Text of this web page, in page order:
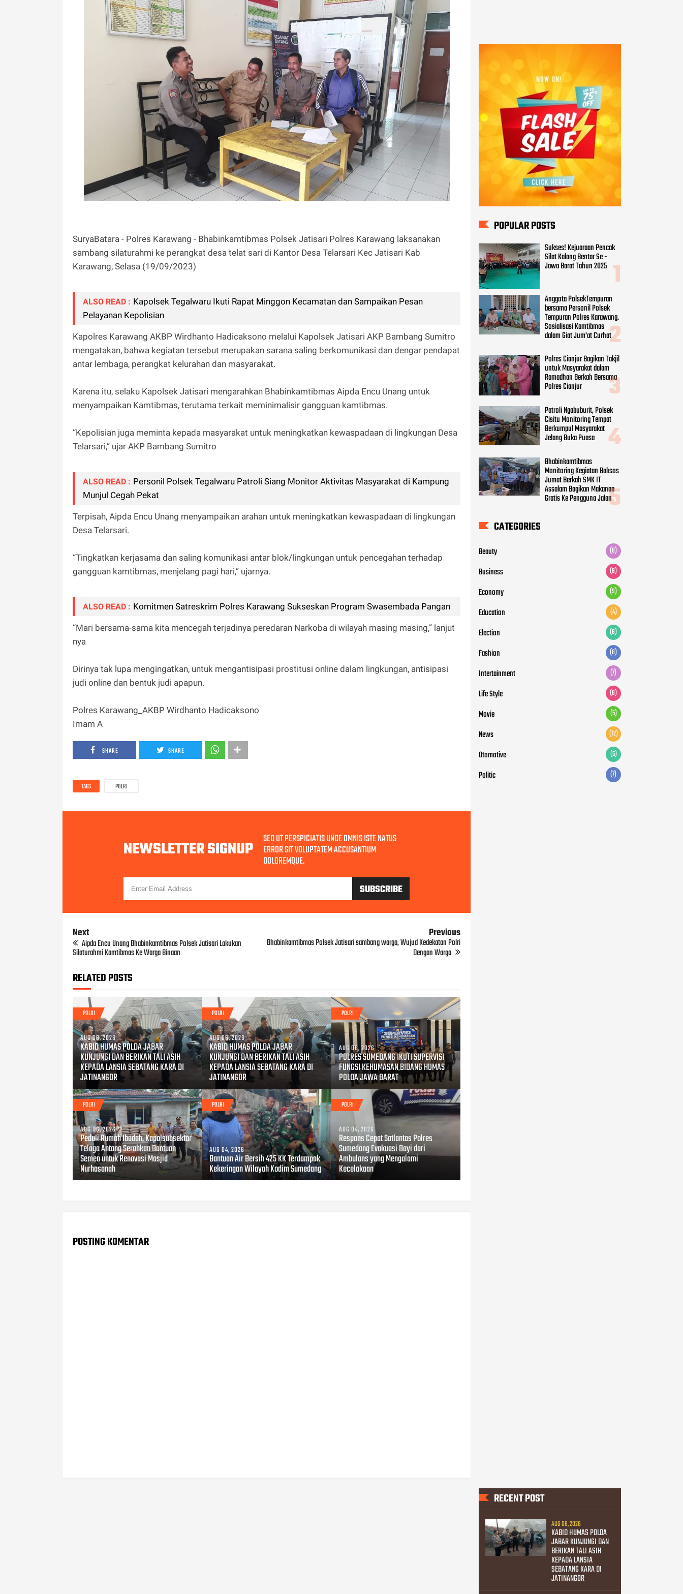
SuryaBatara - Polres Karawang - Bhabinkamtibmas Polsek Jatisari Polres Karawang laksanakan
sambang silaturahmi ke perangkat desa telat sari di Kantor Desa Telarsari Kec Jatisari Kab
Karawang, Selasa (19/09/2023)
ALSO READ : Kapolsek Tegalwaru Ikuti Rapat Minggon Kecamatan dan Sampaikan Pesan
Pelayanan Kepolisian
Kapolres Karawang AKBP Wirdhanto Hadicaksono melalui Kapolsek Jatisari AKP Bambang Sumitro
mengatakan, bahwa kegiatan tersebut merupakan sarana saling berkomunikasi dan dengar pendapat
antar lembaga, perangkat kelurahan dan masyarakat.
Karena itu, selaku Kapolsek Jatisari mengarahkan Bhabinkamtibmas Aipda Encu Unang untuk
menyampaikan Kamtibmas, terutama terkait meminimalisir gangguan kamtibmas.
“Kepolisian juga meminta kepada masyarakat untuk meningkatkan kewaspadaan di lingkungan Desa
Telarsari,” ujar AKP Bambang Sumitro
ALSO READ : Personil Polsek Tegalwaru Patroli Siang Monitor Aktivitas Masyarakat di Kampung
Munjul Cegah Pekat
Terpisah, Aipda Encu Unang menyampaikan arahan untuk meningkatkan kewaspadaan di lingkungan
Desa Telarsari.
“Tingkatkan kerjasama dan saling komunikasi antar blok/lingkungan untuk pencegahan terhadap
gangguan kamtibmas, menjelang pagi hari,” ujarnya.
ALSO READ : Komitmen Satreskrim Polres Karawang Sukseskan Program Swasembada Pangan
“Mari bersama-sama kita mencegah terjadinya peredaran Narkoba di wilayah masing masing,” lanjut
nya
Dirinya tak lupa mengingatkan, untuk mengantisipasi prostitusi online dalam lingkungan, antisipasi
judi online dan bentuk judi apapun.
Polres Karawang_AKBP Wirdhanto Hadicaksono
Imam A
SHARE SHARE
TAGS POLRI
NEWSLETTER SIGNUP SED UT PERSPICIATIS UNDE OMNIS ISTE NATUS
ERROR SIT VOLUPTATEM ACCUSANTIUM
DOLOREMQUE.
Next
Aipda Encu Unang Bhabinkamtibmas Polsek Jatisari Lakukan
Silaturahmi Kamtibmas Ke Warga Binaan
Previous
Bhabinkamtibmas Polsek Jatisari sambang warga, Wujud Kedekatan Polri
Dengan Warga
RELATED POSTS
POLRI
AUG 08, 2026
KABID HUMAS POLDA JABAR
KUNJUNGI DAN BERIKAN TALI ASIH
KEPADA LANSIA SEBATANG KARA DI
JATINANGOR
POLRI
AUG 06, 2026
KABID HUMAS POLDA JABAR
KUNJUNGI DAN BERIKAN TALI ASIH
KEPADA LANSIA SEBATANG KARA DI
JATINANGOR
POLRI
AUG 06, 2026
POLRES SUMEDANG IKUTI SUPERVISI
FUNGSI KEHUMASAN BIDANG HUMAS
POLDA JAWA BARAT
POLRI
AUG 06, 2026
Peduli Rumah Ibadah, Kapolsubsektor
Telaga Antang Serahkan Bantuan
Semen untuk Renovasi Masjid
Nurhasanah
POLRI
AUG 04, 2026
Bantuan Air Bersih 425 KK Terdampak
Kekeringan Wilayah Kodim Sumedang
POLRI
AUG 04, 2026
Respons Cepat Satlantas Polres
Sumedang Evakuasi Bayi dari
Ambulans yang Mengalami
Kecelakaan
POSTING KOMENTAR
POPULAR POSTS
Sukses! Kejuaraan Pencak
Silat Kalang Bentar Se -
Jawa Barat Tahun 2025
Anggota PolsekTempuran
bersama Personil Polsek
Tempuran Polres Karawang.
Sosialisasi Kamtibmas
dalam Giat Jum'at Curhat
Polres Cianjur Bagikan Takjil
untuk Masyarakat dalam
Ramadhan Berkah Bersama
Polres Cianjur
Patroli Ngabuburit, Polsek
Cisitu Monitoring Tempat
Berkumpul Masyarakat
Jelang Buka Puasa
Bhabinkamtibmas
Monitoring Kegiatan Baksos
Jumat Berkah SMK IT
Assalam Bagikan Makanan
Gratis Ke Pengguna Jalan
CATEGORIES
Beauty (8)
Business (9)
Economy (9)
Education (4)
Election (6)
Fashion (8)
Intertainment (7)
Life Style (6)
Movie (5)
News (12)
Otomotive (5)
Politic (7)
RECENT POST
AUG 08, 2026
KABID HUMAS POLDA
JABAR KUNJUNGI DAN
BERIKAN TALI ASIH
KEPADA LANSIA
SEBATANG KARA DI
JATINANGOR